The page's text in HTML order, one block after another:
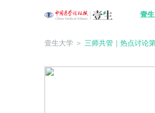
壹
壹生大学 ＞ 三师共管｜热点讨论